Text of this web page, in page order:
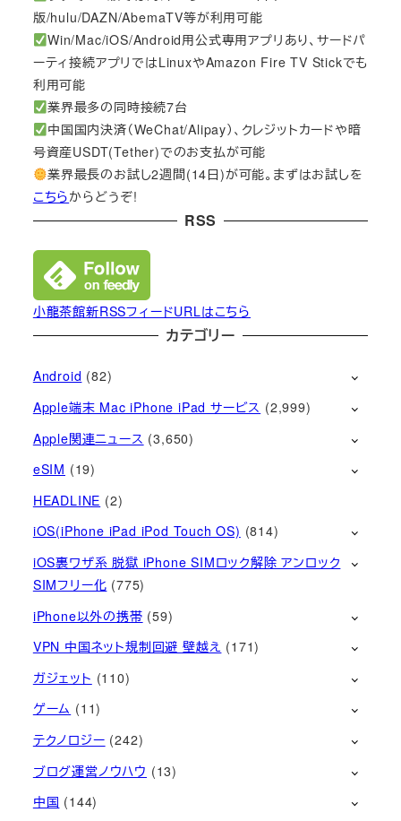
版/hulu/DAZN/AbemaTV等が利用可能
Win/Mac/iOS/Android用公式専用アプリあり、サードパ
ーティ接続アプリではLinuxやAmazon Fire TV Stickでも
利用可能
業界最多の同時接続7台
中国国内決済（WeChat/Alipay）、クレジットカードや暗
号資産USDT(Tether)でのお支払が可能
業界最長のお試し2週間(14日)が可能。まずはお試しを
こちらからどうぞ!
RSS
小龍茶館新RSSフィードURLはこちら
カテゴリー
Android (82)
Apple端末 Mac iPhone iPad サービス (2,999)
Apple関連ニュース (3,650)
eSIM (19)
HEADLINE (2)
iOS(iPhone iPad iPod Touch OS) (814)
iOS裏ワザ系 脱獄 iPhone SIMロック解除 アンロック
SIMフリー化 (775)
iPhone以外の携帯 (59)
VPN 中国ネット規制回避 壁越え (171)
ガジェット (110)
ゲーム (11)
テクノロジー (242)
ブログ運営ノウハウ (13)
中国 (144)